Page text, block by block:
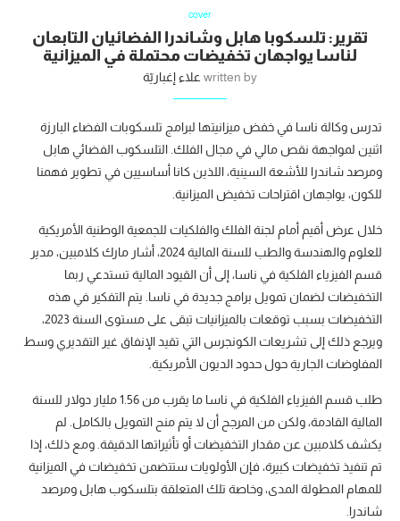
cover
تقرير: تلسكوبا هابل وشاندرا الفضائيان التابعان
لناسا يواجهان تخفيضات محتملة في الميزانية
written by علاء إغباريّة
تدرس وكالة ناسا في خفض ميزانيتها لبرامج تلسكوبات الفضاء البارزة
اثنين لمواجهة نقص مالي في مجال الفلك. التلسكوب الفضائي هابل
ومرصد شاندرا للأشعة السينية، اللذين كانا أساسيين في تطوير فهمنا
للكون، يواجهان اقتراحات تخفيض الميزانية.
خلال عرض أقيم أمام لجنة الفلك والفلكيات للجمعية الوطنية الأمريكية
للعلوم والهندسة والطب للسنة المالية 2024، أشار مارك كلامبين، مدير
قسم الفيزياء الفلكية في ناسا، إلى أن القيود المالية تستدعي ربما
التخفيضات لضمان تمويل برامج جديدة في ناسا. يتم التفكير في هذه
التخفيضات بسبب توقعات بالميزانيات تبقى على مستوى السنة 2023،
ويرجع ذلك إلى تشريعات الكونجرس التي تقيد الإنفاق غير التقديري وسط
المفاوضات الجارية حول حدود الديون الأمريكية.
طلب قسم الفيزياء الفلكية في ناسا ما يقرب من 1.56 مليار دولار للسنة
المالية القادمة، ولكن من المرجح أن لا يتم منح التمويل بالكامل. لم
يكشف كلامبين عن مقدار التخفيضات أو تأثيراتها الدقيقة. ومع ذلك، إذا
تم تنفيذ تخفيضات كبيرة، فإن الأولويات ستتضمن تخفيضات في الميزانية
للمهام المطولة المدى، وخاصة تلك المتعلقة بتلسكوب هابل ومرصد
شاندرا.